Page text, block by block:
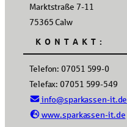
Marktstraße 7-11
75365 Calw
KONTAKT:
Telefon: 07051 599-0
Telefax: 07051 599-549
info@sparkassen-it.de
www.sparkassen-it.de